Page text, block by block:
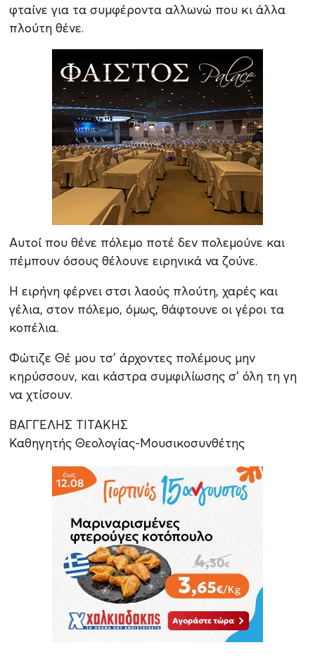
φταίνε για τα συμφέροντα αλλωνώ που κι άλλα
πλούτη θένε.
Αυτοί που θένε πόλεμο ποτέ δεν πολεμούνε και
πέμπουν όσους θέλουνε ειρηνικά να ζούνε.
Η ειρήνη φέρνει στσι λαούς πλούτη, χαρές και
γέλια, στον πόλεμο, όμως, θάφτουνε οι γέροι τα
κοπέλια.
Φώτιζε Θέ μου τσ’ άρχοντες πολέμους μην
κηρύσσουν, και κάστρα συμφιλίωσης σ’ όλη τη γη
να χτίσουν.
ΒΑΓΓΕΛΗΣ ΤΙΤΑΚΗΣ
Καθηγητής Θεολογίας-Μουσικοσυνθέτης